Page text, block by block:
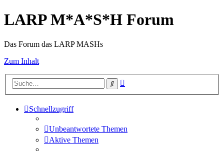
LARP M*A*S*H Forum
Das Forum das LARP MASHs
Zum Inhalt
Suche
Schnellzugriff
Unbeantwortete Themen
Aktive Themen